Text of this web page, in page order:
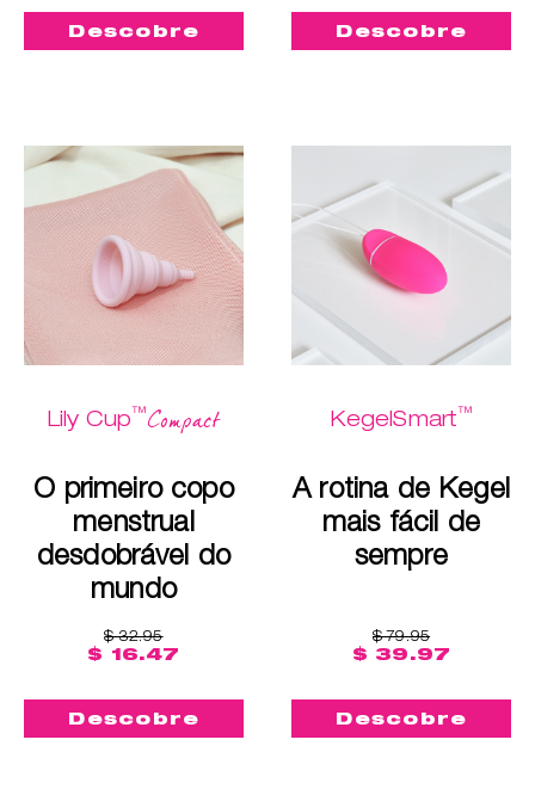
Descobre Descobre
Lily Cup™Compact
O primeiro copo
menstrual
desdobrável do
mundo
$ 32.95
$ 16.47
Descobre
KegelSmart™
A rotina de Kegel
mais fácil de
sempre
$ 79.95
$ 39.97
Descobre